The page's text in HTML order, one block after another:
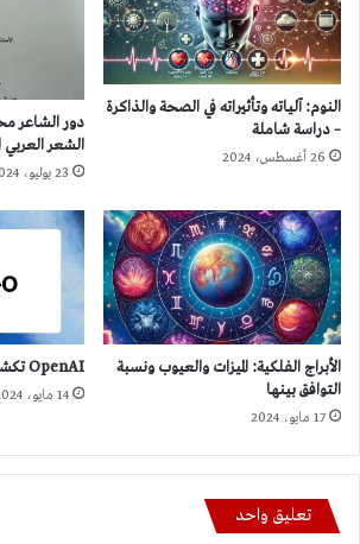
النوم: آلياته وتأثيراته في الصحة والذاكرة
– دراسة شاملة
26 أغسطس، 2024
دور الشاعر
الشعر العربي
23 يوليو، 2024
الأبراج الفلكية: الميزات والعيوب ونسبة
التوافق بينها
17 مايو، 2024
OpenAI تكشف عن GPT-4o
14 مايو، 2024
تعليق واحد